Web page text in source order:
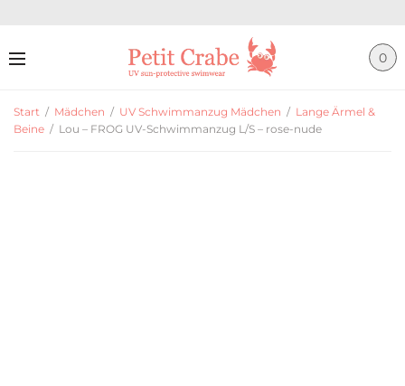
0
Start / Mädchen / UV Schwimmanzug Mädchen / Lange Ärmel &
Beine / Lou – FROG UV-Schwimmanzug L/S – rose-nude